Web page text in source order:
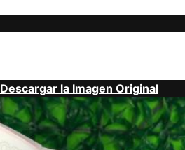
Descargar la Imagen Original